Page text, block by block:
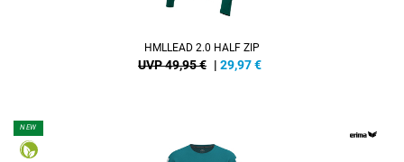
HMLLEAD 2.0 HALF ZIP
UVP 49,95 € | 29,97€
NEW